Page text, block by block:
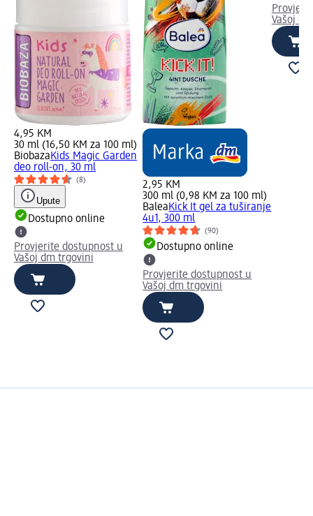
4,95 KM
30 ml (16,50 KM za 100 ml)
BiobazaKids Magic Garden
deo roll-on, 30 ml
(8)
Upute
Dostupno online
Provjerite dostupnost u
Vašoj dm trgovini
2,95 KM
300 ml (0,98 KM za 100 ml)
BaleaKick It gel za tuširanje
4u1, 300 ml
(90)
Dostupno online
Provjerite dostupnost u
Vašoj dm trgovini
Vašoj